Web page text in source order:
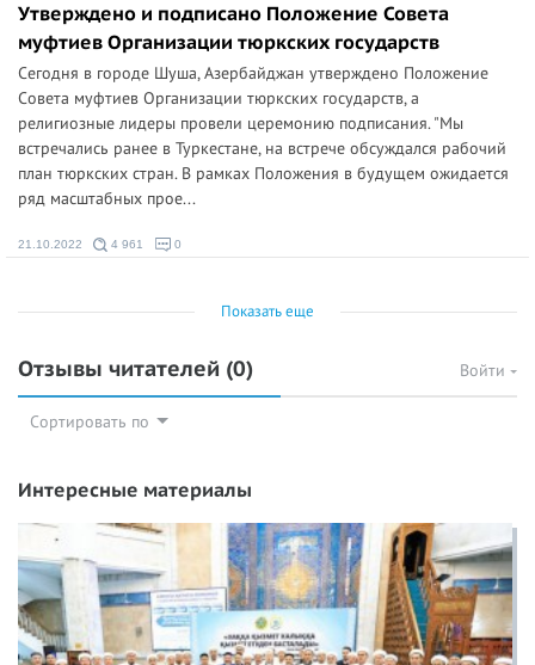
Утверждено и подписано Положение Совета
муфтиев Организации тюркских государств
Сегодня в городе Шуша, Азербайджан утверждено Положение
Совета муфтиев Организации тюркских государств, а
религиозные лидеры провели церемонию подписания. "Мы
встречались ранее в Туркестане, на встрече обсуждался рабочий
план тюркских стран. В рамках Положения в будущем ожидается
ряд масштабных прое...
21.10.2022 4 961 0
Показать еще
Отзывы читателей (0) Войти
Сортировать по
Интересные материалы